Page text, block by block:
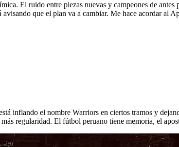
El ruido entre piezas nuevas y campeones de
avisando que el plan va a cambiar. Me hace acordar
inflando el nombre Warriors en ciertos tramos y
regularidad. El fútbol peruano tiene memoria, el